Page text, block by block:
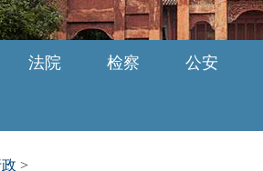
法院 检察 公安
>